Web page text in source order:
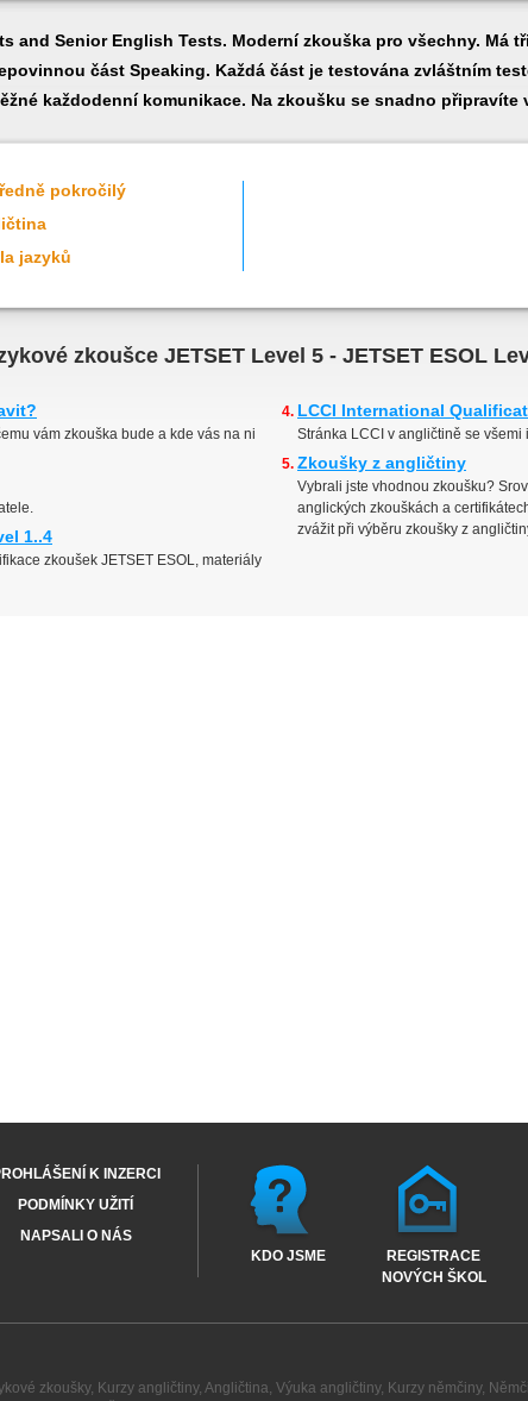
and Senior English Tests. Moderní zkouška pro všechny. Má
část Speaking. Každá část je testována zvláštním
každodenní komunikace. Na zkoušku se snadno připravíte
pokročilý
jazyků
zkoušce JETSET Level 5 - JETSET ESOL
vám zkouška bude a kde vás na ni
1..4
zkoušek JETSET ESOL, materiály
LCCI International
Stránka LCCI v angličtině se
Zkoušky z angličtiny
Vybrali jste vhodnou zkoušku?
anglických zkouškách a
zvážit při výběru zkoušky z
K INZERCI
PODMÍNKY UŽITÍ
NAPSALI O NÁS
KDO JSME
REGISTRACE
NOVÝCH ŠKOL
zkoušky, Kurzy angličtiny, Angličtina, Výuka angličtiny, Kurzy němčiny,